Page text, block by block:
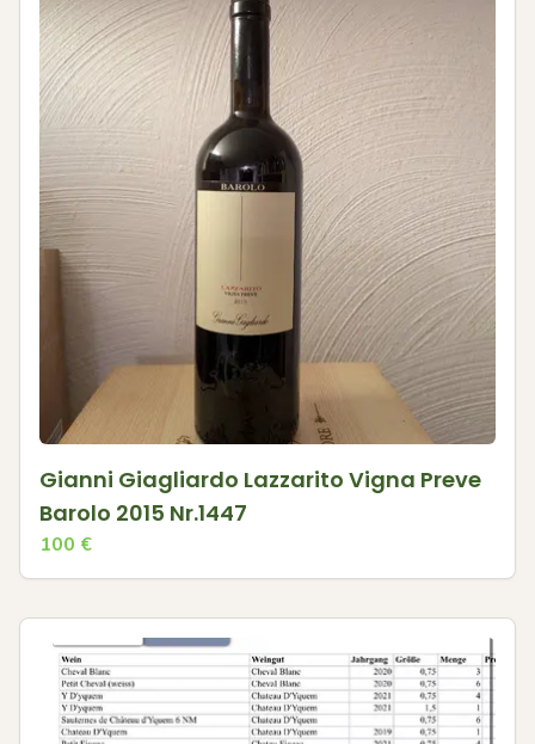
Gianni Giagliardo Lazzarito Vigna Preve
Barolo 2015 Nr.1447
100 €